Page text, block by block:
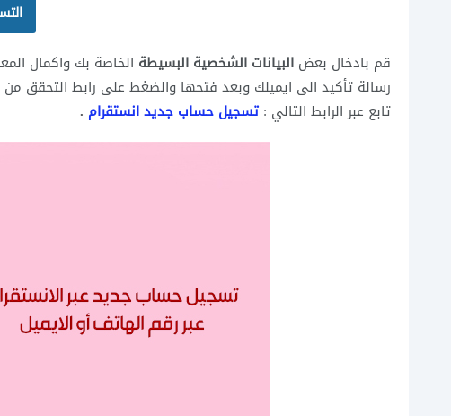
قم بادخال بعض البيانات الشخصية البسيطة الخاصة بك واكمال
رسالة تأكيد الى ايميلك وبعد فتحها والضغط على رابط التحقق
تابع عبر الرابط التالي : تسجيل حساب جديد انستقرام .